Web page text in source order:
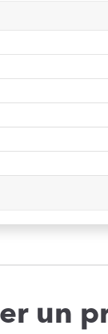
un